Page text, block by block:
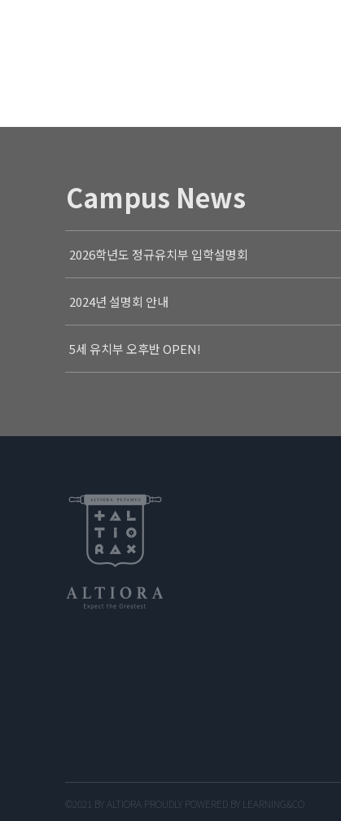
Campus News
2026학년도 정규유치부 입학설명회
2024년 설명회 안내
5세 유치부 오후반 OPEN!
©2021 BY ALTIORA PROUDLY POWERED BY LEARNING&CO